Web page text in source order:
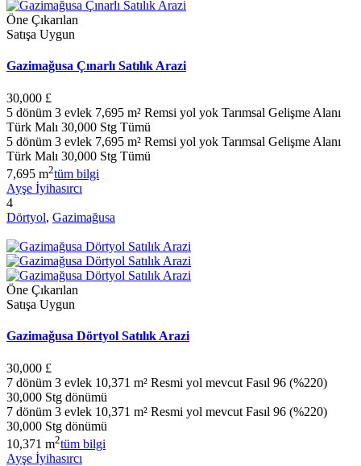
Öne Çıkarılan
Satışa Uygun
Gazimağusa Çınarlı Satılık Arazi
30,000 £
5 dönüm 3 evlek 7,695 m² Remsi yol yok Tarımsal Gelişme Alanı
Türk Malı 30,000 Stg Tümü
5 dönüm 3 evlek 7,695 m² Remsi yol yok Tarımsal Gelişme Alanı
Türk Malı 30,000 Stg Tümü
7,695 m2tüm bilgi
Ayşe İyihasırcı
4
Dörtyol, Gazimağusa
Öne Çıkarılan
Satışa Uygun
Gazimağusa Dörtyol Satılık Arazi
30,000 £
7 dönüm 3 evlek 10,371 m² Resmi yol mevcut Fasıl 96 (%220)
30,000 Stg dönümü
7 dönüm 3 evlek 10,371 m² Resmi yol mevcut Fasıl 96 (%220)
30,000 Stg dönümü
10,371 m2tüm bilgi
Ayşe İyihasırcı